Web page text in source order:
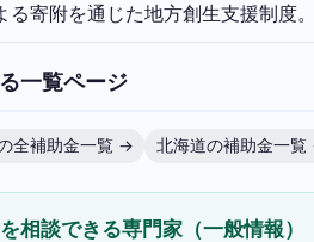
る寄附を通じた地方創生支援制度
一覧ページ
全補助金一覧 → 北海道の補助金一
相談できる専門家（一般情報）